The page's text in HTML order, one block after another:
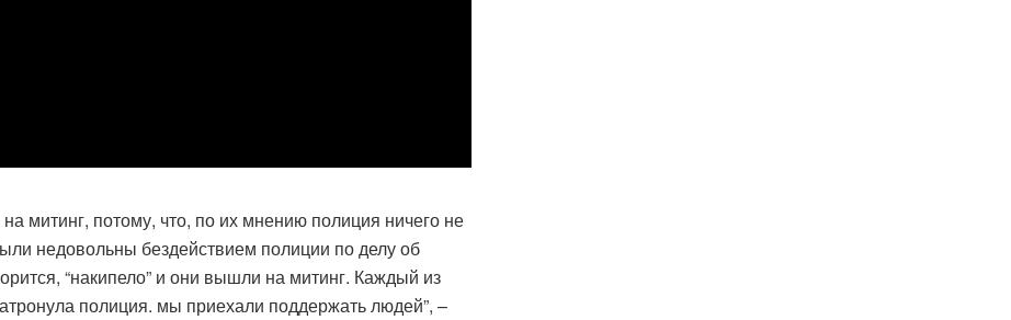
митинг, потому, что, по их мнению полиция ничего не
недовольны бездействием полиции по делу об
“накипело” и они вышли на митинг. Каждый из
полиция. мы приехали поддержать людей”, –